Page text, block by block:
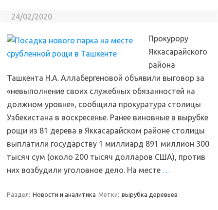
24/02/2020
Прокурору
Яккасарайского
района
Ташкента Н.А. Аллабергеновой объявили выговор за
«невыполнение своих служебных обязанностей на
должном уровне», сообщила прокуратура столицы
Узбекистана в воскресенье. Ранее виновные в вырубке
рощи из 81 дерева в Яккасарайском районе столицы
выплатили государству 1 миллиард 891 миллион 300
тысяч сум (около 200 тысяч долларов США), против
них возбудили уголовное дело. На месте …
Раздел: Новости и аналитика Метки: вырубка деревьев